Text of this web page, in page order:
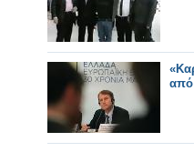
από